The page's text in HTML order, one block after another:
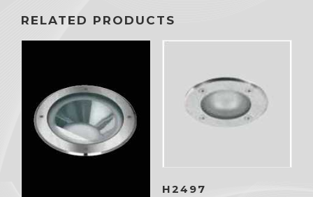
RELATED PRODUCTS
H2497